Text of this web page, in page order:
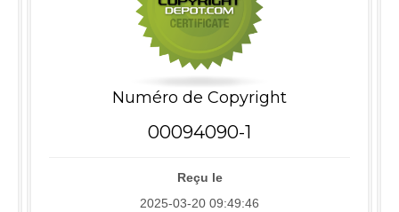
Numéro de Copyright
00094090-1
Reçu le
2025-03-20 09:49:46